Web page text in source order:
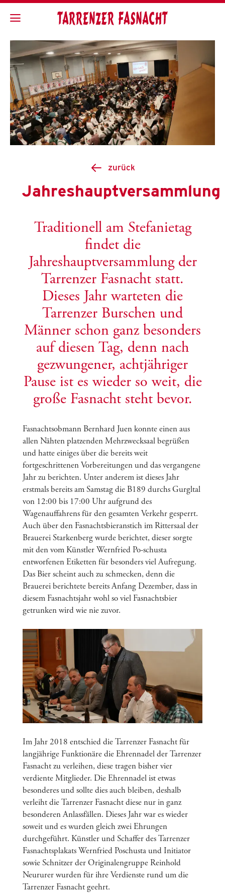
zurück
Jahreshauptversammlung
Traditionell am Stefanietag
findet die
Jahreshauptversammlung der
Tarrenzer Fasnacht statt.
Dieses Jahr warteten die
Tarrenzer Burschen und
Männer schon ganz besonders
auf diesen Tag, denn nach
gezwungener, achtjähriger
Pause ist es wieder so weit, die
große Fasnacht steht bevor.
Fasnachtsobmann Bernhard Juen konnte einen aus
allen Nähten platzenden Mehrzwecksaal begrüßen
und hatte einiges über die bereits weit
fortgeschrittenen Vorbereitungen und das vergangene
Jahr zu berichten. Unter anderem ist dieses Jahr
erstmals bereits am Samstag die B189 durchs Gurgltal
von 12:00 bis 17:00 Uhr aufgrund des
Wagenauffahrens für den gesamten Verkehr gesperrt.
Auch über den Fasnachtsbieranstich im Rittersaal der
Brauerei Starkenberg wurde berichtet, dieser sorgte
mit den vom Künstler Wernfried Po-schusta
entworfenen Etiketten für besonders viel Aufregung.
Das Bier scheint auch zu schmecken, denn die
Brauerei berichtete bereits Anfang Dezember, dass in
diesem Fasnachtsjahr wohl so viel Fasnachtsbier
getrunken wird wie nie zuvor.
Im Jahr 2018 entschied die Tarrenzer Fasnacht für
langjährige Funktionäre die Ehrennadel der Tarrenzer
Fasnacht zu verleihen, diese tragen bisher vier
verdiente Mitglieder. Die Ehrennadel ist etwas
besonderes und sollte dies auch bleiben, deshalb
verleiht die Tarrenzer Fasnacht diese nur in ganz
besonderen Anlassfällen. Dieses Jahr war es wieder
soweit und es wurden gleich zwei Ehrungen
durchgeführt. Künstler und Schaffer des Tarrenzer
Fasnachtsplakats Wernfried Poschusta und Initiator
sowie Schnitzer der Originalengruppe Reinhold
Neururer wurden für ihre Verdienste rund um die
Tarrenzer Fasnacht geehrt.